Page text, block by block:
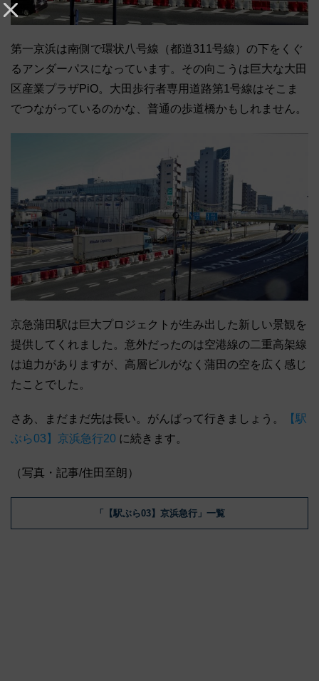
第一京浜は南側で環状八号線（都道311号線）の下をくぐ
るアンダーパスになっています。その向こうは巨大な大田
区産業プラザPiO。大田歩行者専用道路第1号線はそこま
でつながっているのかな、普通の歩道橋かもしれません。
京急蒲田駅は巨大プロジェクトが生み出した新しい景観を
提供してくれました。意外だったのは空港線の二重高架線
は迫力がありますが、高層ビルがなく蒲田の空を広く感じ
たことでした。
さあ、まだまだ先は長い。がんばって行きましょう。
【駅
ぶら03】京浜急行20 に続きます。
（写真・記事/住田至朗）
「【駅ぶら03】京浜急行」一覧